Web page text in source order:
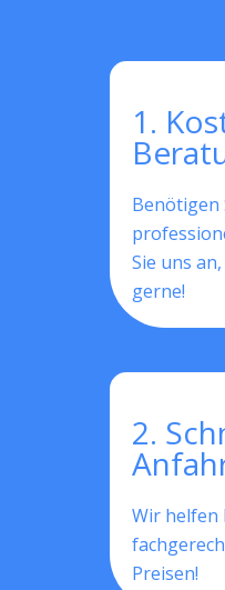
1.
Benötigen
Sie uns
gerne!
2.
Wir helfen
Preisen!